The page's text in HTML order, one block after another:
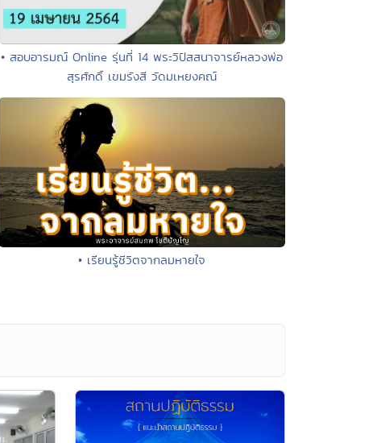
• สอบอารมณ์ Online รุ่นที่ 14 พระวิปัสสนาจารย์หลวงพ่อ
สุรศักดิ์ เขมรังสี วัดมเหยงคณ์
• เรียนรู้ชีวิตจากลมหายใจ